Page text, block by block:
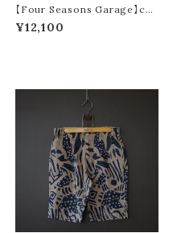
【Four Seasons Garage】che
ck satin stretch short pants
(brown)
¥12,100